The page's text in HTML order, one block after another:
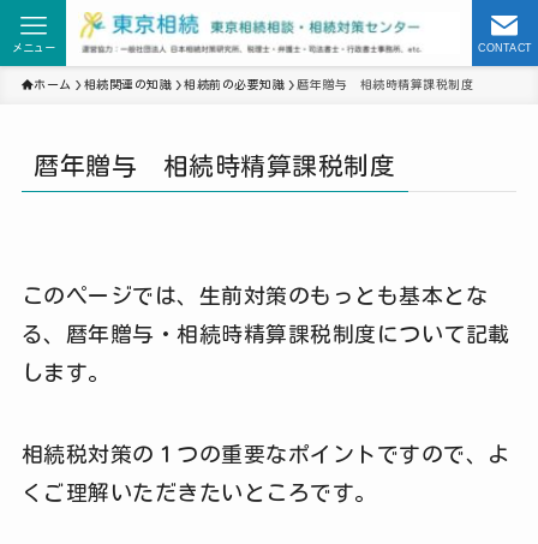
CONTACT
メニュー
ホーム 相続関連の知識 相続前の必要知識 暦年贈与 相続時精算課税制度
暦年贈与 相続時精算課税制度
このページでは、生前対策のもっとも基本とな
る、暦年贈与・相続時精算課税制度について記載
します。
相続税対策の１つの重要なポイントですので、よ
くご理解いただきたいところです。